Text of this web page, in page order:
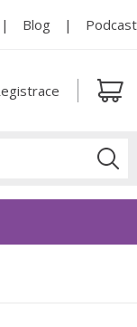
Blog Podcast